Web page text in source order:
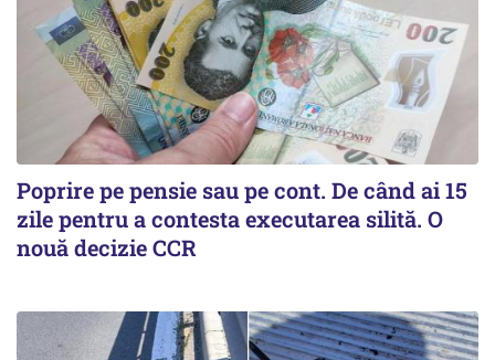
Poprire pe pensie sau pe cont. De când ai 15
zile pentru a contesta executarea silită. O
nouă decizie CCR